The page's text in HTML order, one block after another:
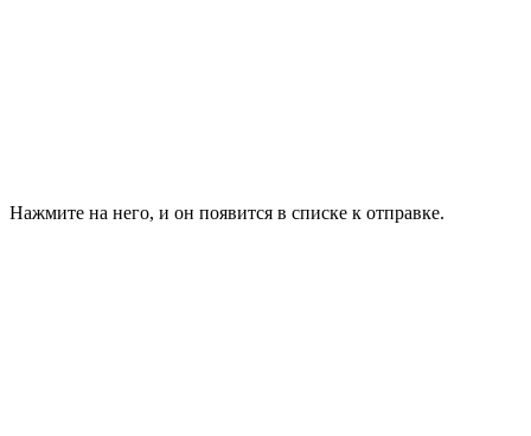
Нажмите на него, и он появится в списке к отправке.